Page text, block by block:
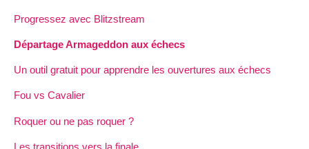
Progressez avec Blitzstream
Départage Armageddon aux échecs
Un outil gratuit pour apprendre les ouvertures aux échecs
Fou vs Cavalier
Roquer ou ne pas roquer ?
Les transitions vers la finale